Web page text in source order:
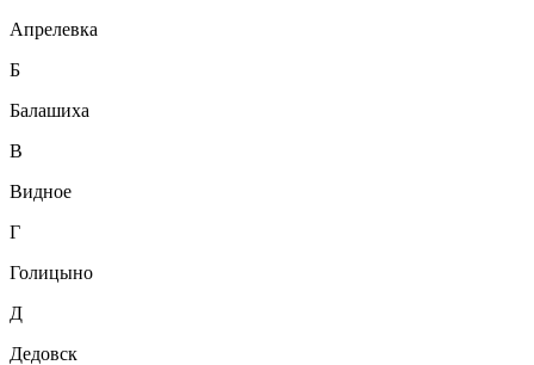
Апрелевка
Б
Балашиха
В
Видное
Г
Голицыно
Д
Дедовск